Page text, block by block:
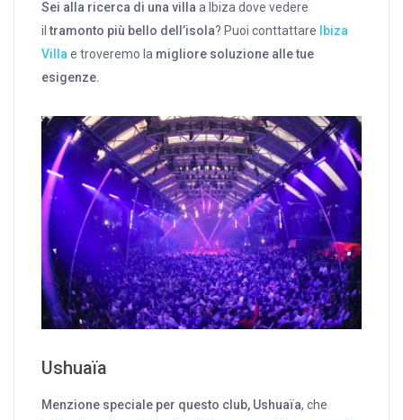
Sei alla ricerca di una villa a Ibiza dove vedere
iltramonto più bello dell’isola? Puoi conttattare
Ibiza
Villa e troveremo la migliore soluzione alle tue
esigenze.
Ushuaïa
Menzione speciale per questo club, Ushuaïa, che